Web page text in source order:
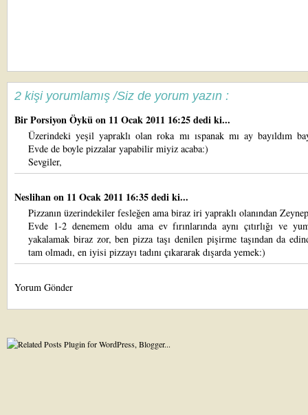
2 kişi yorumlamış /Siz de yorum yazın :
Bir Porsiyon Öyküon 11 Ocak 2011 16:25 dedi ki...
Üzerindeki yeşil yapraklı olan roka mı ıspanak mı ay bayıldım
Evde de boyle pizzalar yapabilir miyiz acaba:)
Sevgiler,
Neslihanon 11 Ocak 2011 16:35 dedi ki...
Pizzanın üzerindekiler fesleğen ama biraz iri yapraklı olanından
Evde 1-2 denemem oldu ama ev fırınlarında aynı çıtırlığı ve
yakalamak biraz zor, ben pizza taşı denilen pişirme taşından da
tam olmadı, en iyisi pizzayı tadını çıkararak dışarda yemek:)
Yorum Gönder